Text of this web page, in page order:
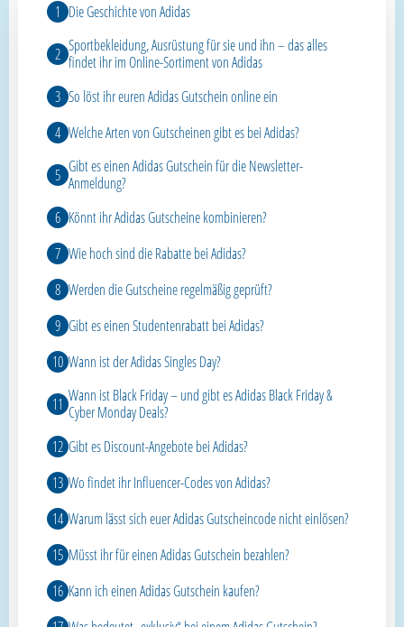
Die Geschichte von Adidas
Sportbekleidung, Ausrüstung für sie und ihn – das alles
findet ihr im Online-Sortiment von Adidas
So löst ihr euren Adidas Gutschein online ein
Welche Arten von Gutscheinen gibt es bei Adidas?
Gibt es einen Adidas Gutschein für die Newsletter-
Anmeldung?
Könnt ihr Adidas Gutscheine kombinieren?
Wie hoch sind die Rabatte bei Adidas?
Werden die Gutscheine regelmäßig geprüft?
Gibt es einen Studentenrabatt bei Adidas?
Wann ist der Adidas Singles Day?
Wann ist Black Friday – und gibt es Adidas Black Friday &
Cyber Monday Deals?
Gibt es Discount-Angebote bei Adidas?
Wo findet ihr Influencer-Codes von Adidas?
Warum lässt sich euer Adidas Gutscheincode nicht einlösen?
Müsst ihr für einen Adidas Gutschein bezahlen?
Kann ich einen Adidas Gutschein kaufen?